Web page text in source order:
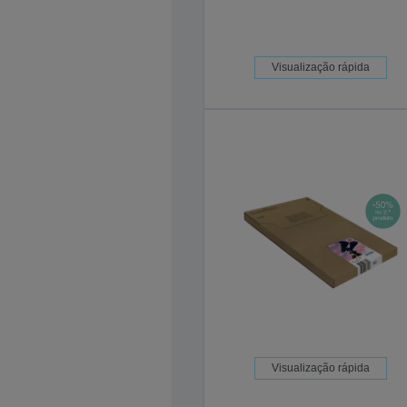
Visualização rápida
Visualização rápida